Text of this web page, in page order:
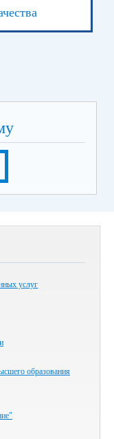
услуг
образования